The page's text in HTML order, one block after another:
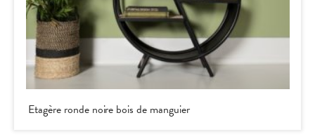
Etagère ronde noire bois de manguier